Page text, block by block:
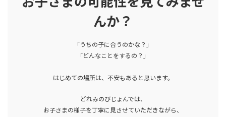
んか？
「うちの子に合うのかな？」
「どんなことをするの？」
はじめての場所は、不安もあると思います。
どれみのびじょんでは、
お子さまの様子を丁寧に見させていただきながら、